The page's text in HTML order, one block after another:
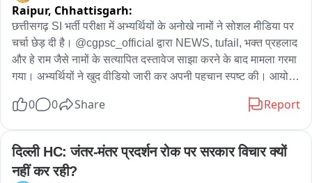
Raipur, Chhattisgarh:
छत्तीसगढ़ SI भर्ती परीक्षा में अभ्यर्थियों के अनोखे नामों ने सोशल मीडिया पर
चर्चा छेड़ दी है। @cgpsc_official द्वारा NEWS, tufail, भक्त प्रहलाद
और हे राम जैसे नामों के सत्यापित दस्तावेज साझा करने के बाद मामला गरमा
गया। अभ्यर्थियों ने खुद वीडियो जारी कर अपनी पहचान स्पष्ट की। आयोग
HeyRam, SpaceRani समेत सभी साथियों को अब मेंस की तैयारी के
0 0 Share Report
दिल्ली HC: जंतर-मंतर प्रदर्शन रोक पर सरकार विचार क्यों
नहीं कर रही?